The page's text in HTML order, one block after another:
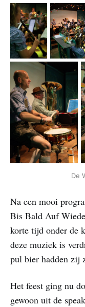
De
Na een mooi
Bis Bald Auf
korte tijd onder de
deze muziek is
pul bier hadden zij
Het feest ging nu
gewoon uit de